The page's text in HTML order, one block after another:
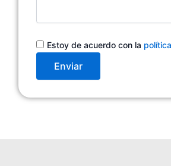
Consentimiento
Estoy de acuerdo con la